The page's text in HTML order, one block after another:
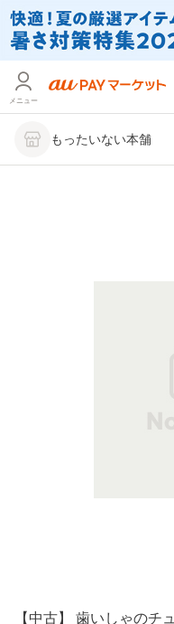
メニュー
もったいない本舗
【中古】 歯いしゃのチ